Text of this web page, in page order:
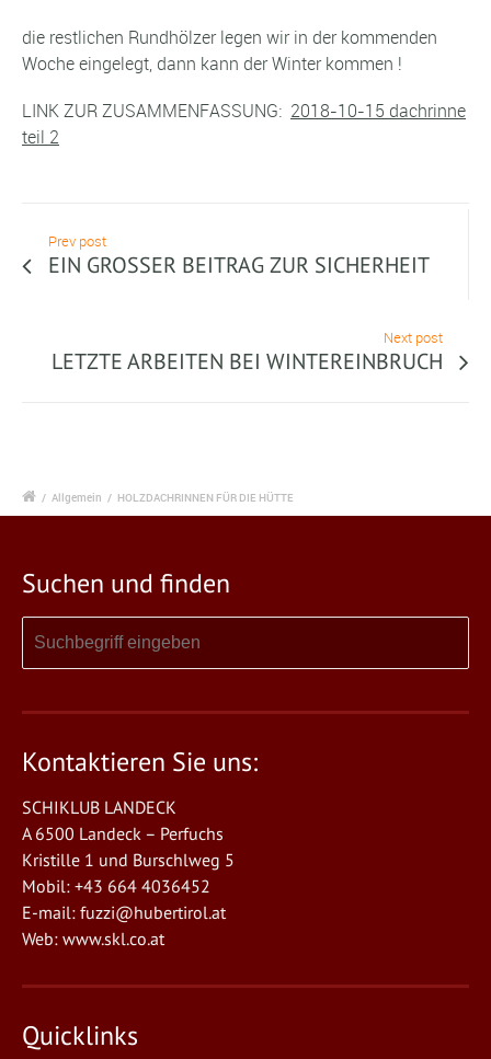
die restlichen Rundhölzer legen wir in der kommenden
Woche eingelegt, dann kann der Winter kommen !
LINK ZUR ZUSAMMENFASSUNG: 2018-10-15 dachrinne
teil 2
Prev post
EIN GROSSER BEITRAG ZUR SICHERHEIT
Next post
LETZTE ARBEITEN BEI WINTEREINBRUCH
/ Allgemein / HOLZDACHRINNEN FÜR DIE HÜTTE
Suchen und finden
Kontaktieren Sie uns:
SCHIKLUB LANDECK
A 6500 Landeck – Perfuchs
Kristille 1 und Burschlweg 5
Mobil: +43 664 4036452
E-mail: fuzzi@hubertirol.at
Web: www.skl.co.at
Quicklinks